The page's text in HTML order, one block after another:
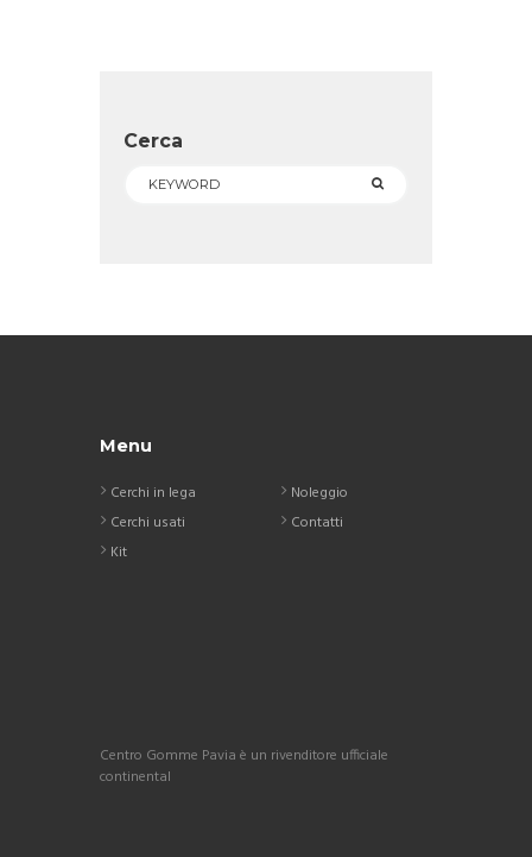
Cerca
Menu
Cerchi in lega
Cerchi usati
Kit
Noleggio
Contatti
Centro Gomme Pavia è un rivenditore ufficiale
continental